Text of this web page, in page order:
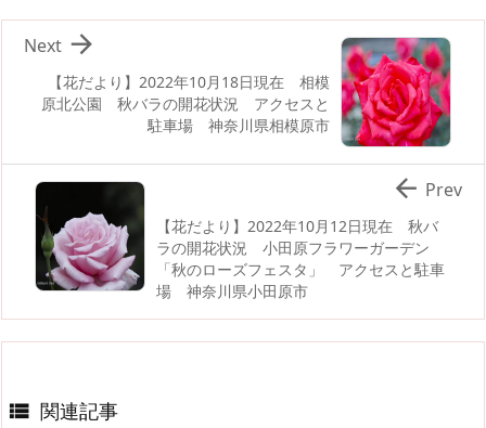
【花だより】2022年10月18日現在 相模
原北公園 秋バラの開花状況 アクセスと
駐車場 神奈川県相模原市

Next
【花だより】2022年10月12日現在 秋バ
ラの開花状況 小田原フラワーガーデン
「秋のローズフェスタ」 アクセスと駐車
場 神奈川県小田原市
 Prev
 関連記事